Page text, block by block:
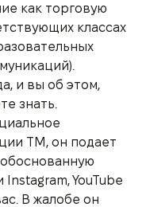
как торговую
классах
и вы об этом,
знать.
ТМ, он подает
YouTube
В жалобе он